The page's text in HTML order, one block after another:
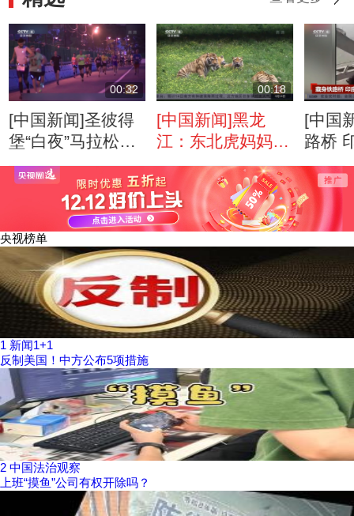
00:32
[中国新闻]圣彼得
堡“白夜”马拉松开
跑
00:18
[中国新闻]黑龙
江：东北虎妈妈迎
来分娩生产高峰期
[中国
路桥
火车
央视榜单
1 新闻1+1
反制美国！中方公布5项措施
2 中国法治观察
上班“摸鱼”公司有权开除吗？